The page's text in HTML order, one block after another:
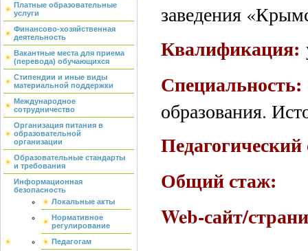
Платные образовательные
услуги
Финансово-хозяйственная
деятельность
Вакантные места для приема
(перевода) обучающихся
Стипендии и иные виды
материальной поддержки
Международное
сотрудничество
Организация питания в
образовательной
организации
Образовательные стандарты
и требования
Информационная
безопасность
Локальные акты
Нормативное
регулирование
Педагогам
заведения
Квалификация:
Специальность:
образования.
Общий стаж:
Web-сайт/